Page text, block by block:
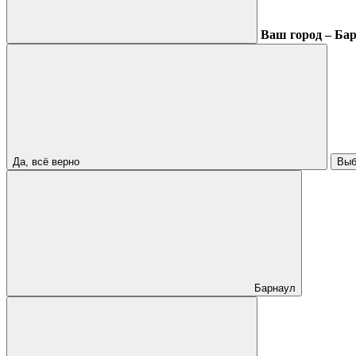
Ваш город –
Да, всё верно
Барнаул